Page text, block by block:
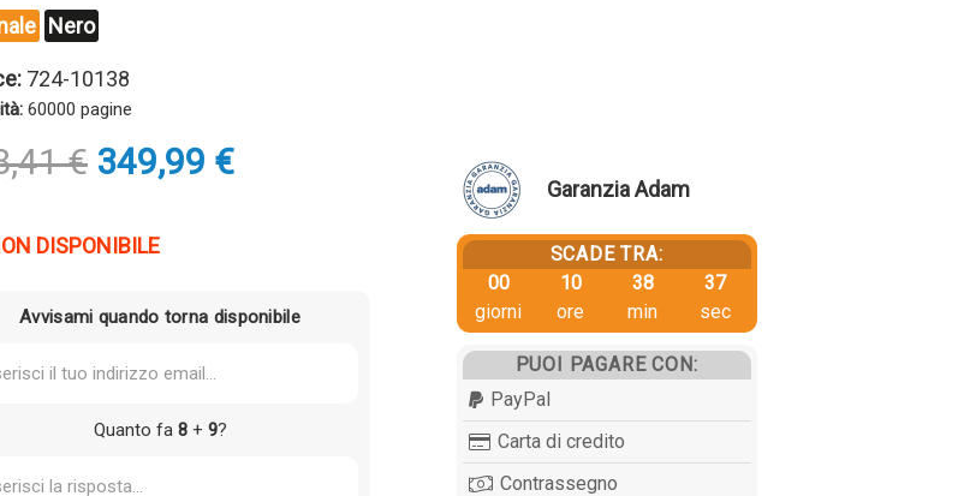
Nero
724-10138
60000 pagine
€ Il
prezzo
era:
349,99 €Il
DISPONIBILE
Avvisami quando torna disponibile
Quanto fa 8+ 9?
Garanzia Adam
SCADE TRA:
00
giorni
10
ore
38
min
36
sec
PUOI PAGARE CON:
PayPal
Carta di credito
Contrassegno